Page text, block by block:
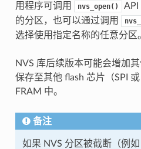
用程序可调用
nvs_open() API
的分区，也可以通过调用
选择使用指定名称的任意分区
NVS 库后续版本可能会增加
保存至其他 flash 芯片（SPI
FRAM 中。
备注
如果 NVS 分区被截断（例